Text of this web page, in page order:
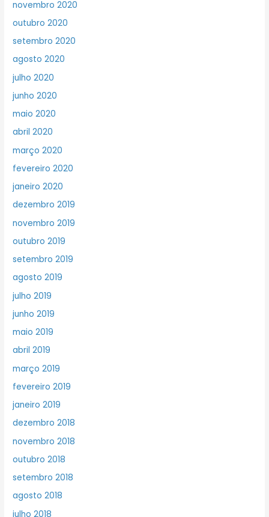
novembro 2020
outubro 2020
setembro 2020
agosto 2020
julho 2020
junho 2020
maio 2020
abril 2020
março 2020
fevereiro 2020
janeiro 2020
dezembro 2019
novembro 2019
outubro 2019
setembro 2019
agosto 2019
julho 2019
junho 2019
maio 2019
abril 2019
março 2019
fevereiro 2019
janeiro 2019
dezembro 2018
novembro 2018
outubro 2018
setembro 2018
agosto 2018
julho 2018